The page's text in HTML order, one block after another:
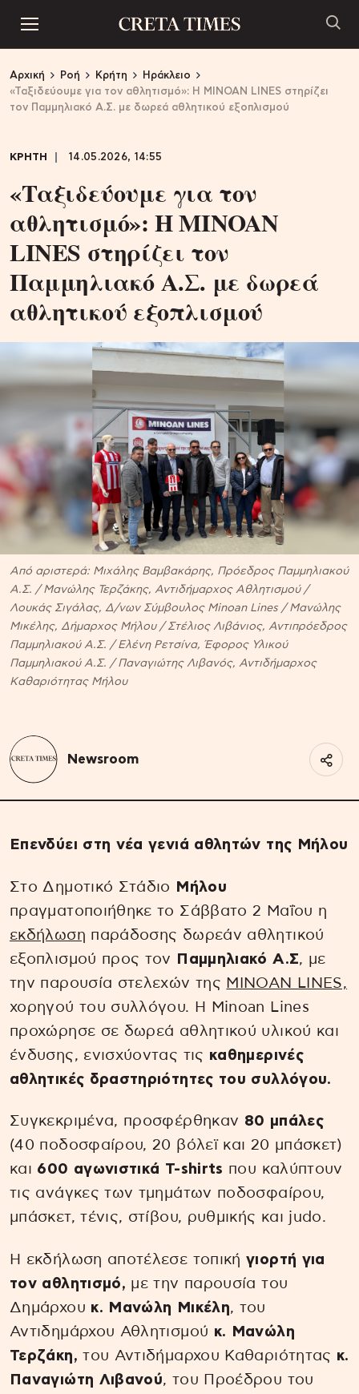
Αρχική Ροή Κρήτη
Ηράκλειο
«Ταξιδεύουμε για τον αθλητισμό»: Η MINOAN LINES στηρίζει
τον Παμμηλιακό Α.Σ. με δωρεά αθλητικού εξοπλισμού
ΚΡΗΤΗ 14.05.2026, 14:55
«Ταξιδεύουμε για τον
αθλητισμό»: Η MINOAN
LINES στηρίζει τον
Παμμηλιακό Α.Σ. με δωρεά
αθλητικού εξοπλισμού
Από αριστερά: Μιχάλης Βαμβακάρης, Πρόεδρος Παμμηλιακού
Α.Σ. / Μανώλης Τερζάκης, Αντιδήμαρχος Αθλητισμού /
Λουκάς Σιγάλας, Δ/νων Σύμβουλος Minoan Lines / Μανώλης
Μικέλης, Δήμαρχος Μήλου / Στέλιος Λιβάνιος, Αντιπρόεδρος
Παμμηλιακού Α.Σ. / Ελένη Ρετσίνα, Έφορος Υλικού
Παμμηλιακού Α.Σ. / Παναγιώτης Λιβανός, Αντιδήμαρχος
Καθαριότητας Μήλου
Newsroom
Eπενδύει στη νέα γενιά αθλητών της Μήλου
Στο Δημοτικό Στάδιο
Μήλου
πραγματοποιήθηκε το Σάββατο 2 Μαΐου η
εκδήλωση παράδοσης δωρεάν αθλητικού
εξοπλισμού προς τον
Παμμηλιακό Α.Σ, με
την παρουσία στελεχών της MINOAN LINES,
χορηγού του συλλόγου. Η Minoan Lines
προχώρησε σε δωρεά αθλητικού υλικού και
ένδυσης, ενισχύοντας τις καθημερινές
αθλητικές δραστηριότητες του συλλόγου.
Συγκεκριμένα, προσφέρθηκαν 80 μπάλες
(40 ποδοσφαίρου, 20 βόλεϊ και 20 μπάσκετ)
και 600 αγωνιστικά T-shirts που καλύπτουν
τις ανάγκες των τμημάτων ποδοσφαίρου,
μπάσκετ, τένις, στίβου, ρυθμικής και judo.
Η εκδήλωση αποτέλεσε τοπικήγιορτή για
τον αθλητισμό, με την παρουσία του
Δημάρχου κ. Μανώλη Μικέλη, του
Αντιδημάρχου Αθλητισμού κ. Μανώλη
Τερζάκη, του Αντιδήμαρχου Καθαριότητας κ.
Παναγιώτη Λιβανού, του Προέδρου του